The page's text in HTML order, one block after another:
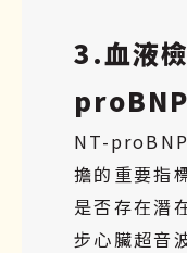
3.血液
proBNP
NT-proBNP
擔的重要指
是否存在潛
步心臟超音